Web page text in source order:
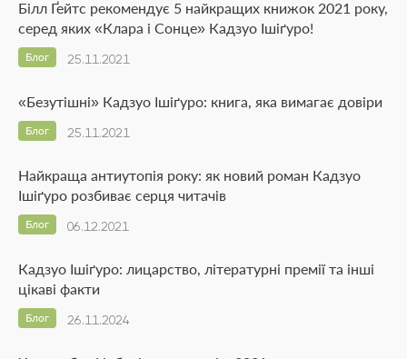
Білл Ґейтс рекомендує 5 найкращих книжок 2021 року,
серед яких «Клара і Сонце» Кадзуо Ішіґуро!
25.11.2021
Блог
«Безутішні» Кадзуо Ішіґуро: книга, яка вимагає довіри
25.11.2021
Блог
Найкраща антиутопія року: як новий роман Кадзуо
Ішіґуро розбиває серця читачів
06.12.2021
Блог
Кадзуо Ішіґуро: лицарство, літературні премії та інші
цікаві факти
26.11.2024
Блог